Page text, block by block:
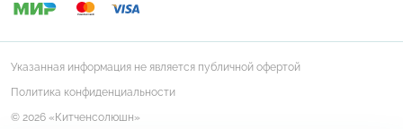
© 2026 «Китченсолюшн»
Политика конфиденциальности
Указанная информация не является публичной офертой